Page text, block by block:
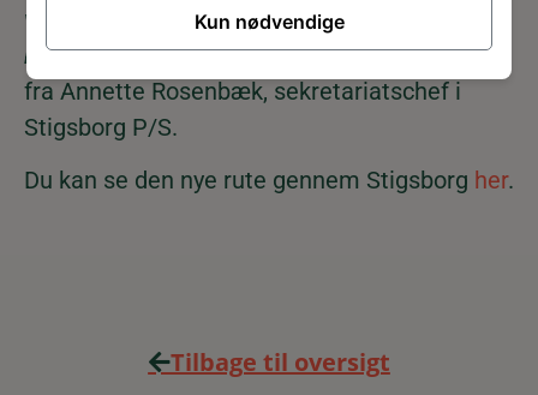
vi mindske trængslen på vejene og samtidig
bidrage til et godt og sundt bymiljø,lyder det
fra Annette Rosenbæk, sekretariatschef i
Stigsborg P/S.
Du kan se den nye rute gennem Stigsborg her.
Tilbage til oversigt
Kun nødvendige